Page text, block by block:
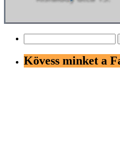
Kövess minket a